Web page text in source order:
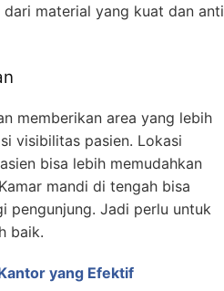
material yang kuat dan anti
memberikan area yang lebih
visibilitas pasien. Lokasi
bisa lebih memudahkan
mandi di tengah bisa
pengunjung. Jadi perlu untuk
baik.
yang Efektif